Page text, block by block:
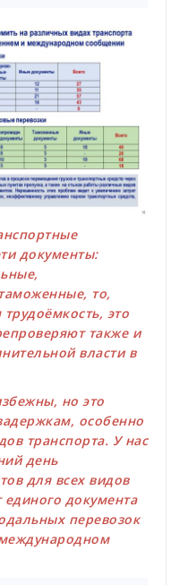
документы:
то,
это
также и
власти в
но это
особенно
транспорта. У нас
день
для всех видов
единого документа
перевозок